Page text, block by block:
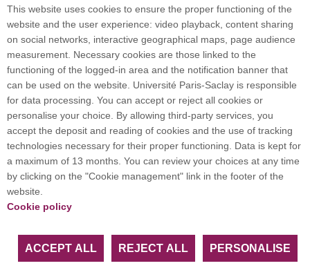
Plan du site
International welcome desk
Université Paris-Saclay coordinates the EUGLOH
European University Alliance and is a member of
European and international networks: CESAER,
This website uses cookies to ensure the proper functioning of the
website and the user experience: video playback, content sharing
on social networks, interactive geographical maps, page audience
measurement. Necessary cookies are those linked to the
functioning of the logged-in area and the notification banner that
can be used on the website. Université Paris-Saclay is responsible
for data processing. You can accept or reject all cookies or
personalise your choice. By allowing third-party services, you
accept the deposit and reading of cookies and the use of tracking
technologies necessary for their proper functioning. Data is kept for
a maximum of 13 months. You can review your choices at any time
by clicking on the "Cookie management" link in the footer of the
website.
Cookie policy
ACCEPT ALL REJECT ALL PERSONALISE